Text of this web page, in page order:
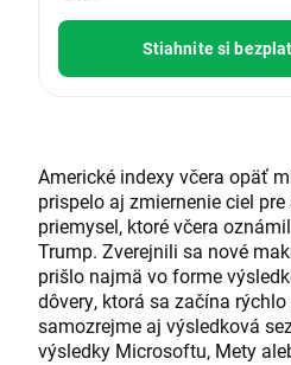
Stiahnite si
Americké indexy včera opäť
prispelo aj zmiernenie ciel
priemysel, ktoré včera
Trump. Zverejnili sa nové
prišlo najmä vo forme
dôvery, ktorá sa začína
samozrejme aj výsledková
výsledky Microsoftu, Mety